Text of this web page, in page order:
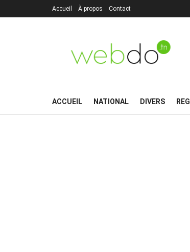
Accueil À propos Contact
ACCUEIL NATIONAL DIVERS